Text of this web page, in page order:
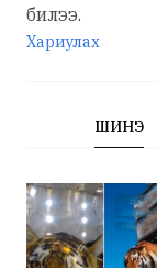
билээ.
Хариулах
ШИНЭ